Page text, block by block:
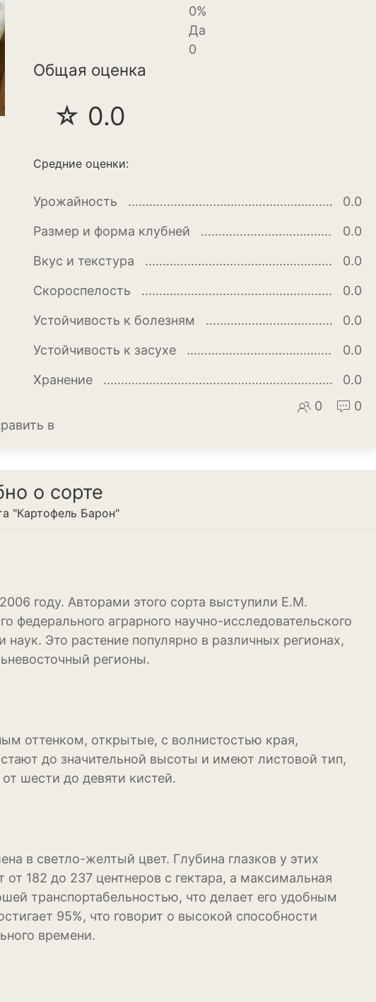
капуста
лук
0%
Да
0
Общая оценка
☆ 0.0
Средние оценки:
Урожайность
0.0
Размер и форма клубней
0.0
Вкус и текстура
0.0
Скороспелость
0.0
Устойчивость к болезням
0.0
Устойчивость к засухе
0.0
Хранение
0.0
0
0
в
о сорте
"Картофель Барон"
году. Авторами этого сорта выступили Е.М.
аграрного научно-исследовательского
Это растение популярно в различных регионах,
регионы.
оттенком, открытые, с волнистостью края,
до значительной высоты и имеют листовой тип,
шести до девяти кистей.
в светло-желтый цвет. Глубина глазков у этих
182 до 237 центнеров с гектара, а максимальная
транспортабельностью, что делает его удобным
95%, что говорит о высокой способности
времени.